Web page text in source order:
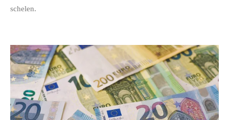
schelen.